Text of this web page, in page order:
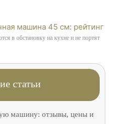
в обстановку на кухне и не портят
статьи
машину: отзывы, цены и